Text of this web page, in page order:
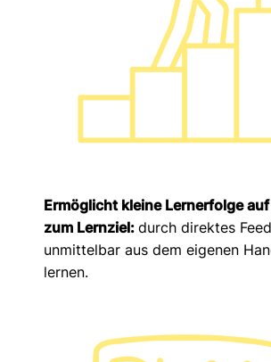
Ermöglicht kleine Lernerfolge
zum Lernziel:durch direktes
unmittelbar aus dem eigenen
lernen.